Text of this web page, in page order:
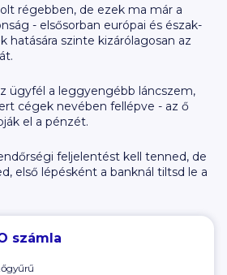
régebben, de ezek ma már a
- elsősorban európai és észak-
hatására szinte kizárólagosan az
ügyfél a leggyengébb láncszem,
cégek nevében fellépve - az ő
el a pénzét.
feljelentést kell tenned, de
első lépésként a banknál tiltsd le a
számla